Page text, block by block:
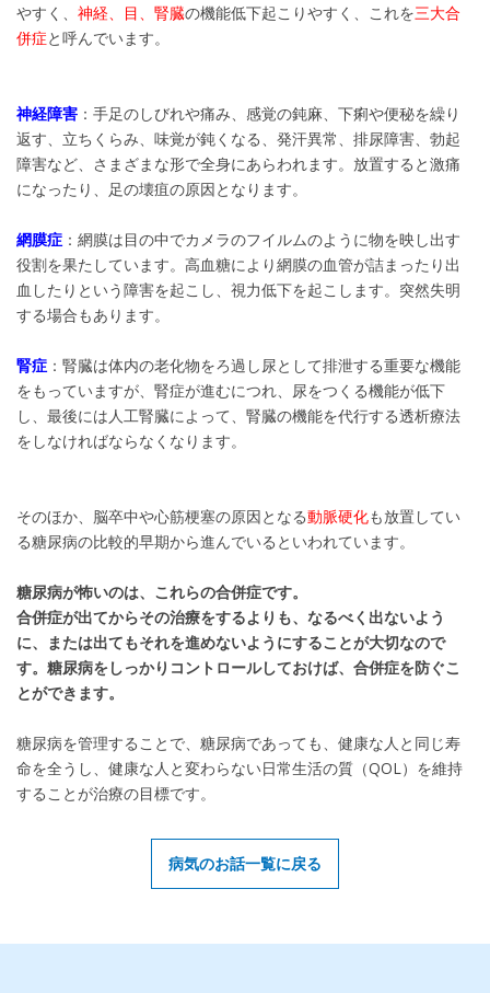
やすく、 神経、目、腎臓の機能低下起こりやすく、これを三大合
併症と呼んでいます。
神経障害 ：手足のしびれや痛み、感覚の鈍麻、下痢や便秘を繰り
返す、立ちくらみ、味覚が鈍くなる、発汗異常、排尿障害、勃起
障害など、さまざまな形で全身にあらわれます。放置すると激痛
になったり、足の壊疽の原因となります。
網膜症 ：網膜は目の中でカメラのフイルムのように物を映し出す
役割を果たしています。高血糖により網膜の血管が詰まったり出
血したりという障害を起こし、視力低下を起こします。突然失明
する場合もあります。
腎症 ：腎臓は体内の老化物をろ過し尿として排泄する重要な機能
をもっていますが、腎症が進むにつれ、尿をつくる機能が低下
し、最後には人工腎臓によって、腎臓の機能を代行する透析療法
をしなければならなくなります。
そのほか、脳卒中や心筋梗塞の原因となる動脈硬化も放置してい
る糖尿病の比較的早期から進んでいるといわれています。
糖尿病が怖いのは、これらの合併症です。
合併症が出てからその治療をするよりも、なるべく出ないよう
に、または出てもそれを進めないようにすることが大切なので
す。糖尿病をしっかりコントロールしておけば、合併症を防ぐこ
とができます。
糖尿病を管理することで、糖尿病であっても、健康な人と同じ寿
命を全うし、健康な人と変わらない日常生活の質（QOL）を維持
することが治療の目標です。
病気のお話一覧に戻る